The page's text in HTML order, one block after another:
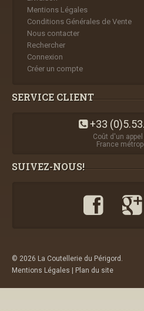
Mentions Légales
Conditions Générales de Vente
Nous contacter
Rechercher
Connexion
Créer un compte
SERVICE CLIENT
+33
Coût d'un
France
SUIVEZ-NOUS!
© 2026 La Coutellerie du Périgord.
Mentions Légales
Plan du site